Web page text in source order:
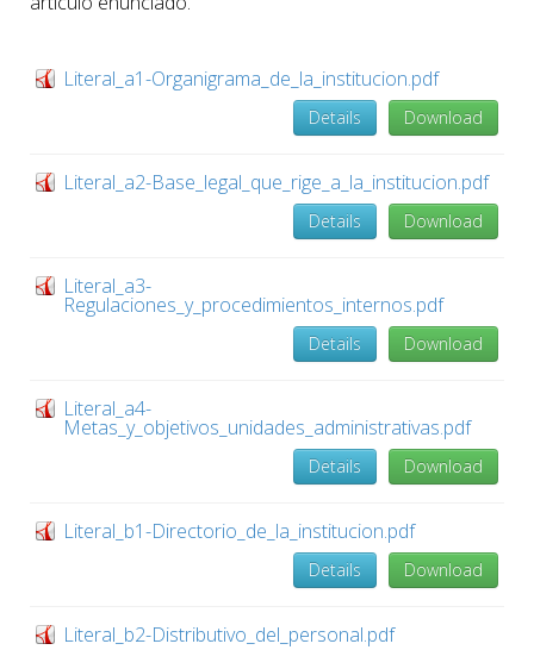
Literal_a1-Organigrama_de_la_institucion.pdf
Download
Details
Literal_a2-Base_legal_que_rige_a_la_institucion.pdf
Download
Details
Literal_a3-
Regulaciones_y_procedimientos_internos.pdf
Download
Details
Literal_a4-
Metas_y_objetivos_unidades_administrativas.pdf
Download
Details
Literal_b1-Directorio_de_la_institucion.pdf
Download
Details
Literal_b2-Distributivo_del_personal.pdf